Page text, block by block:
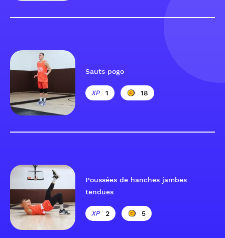
Sauts pogo
1 18
Poussées de hanches jambes
tendues
2 5